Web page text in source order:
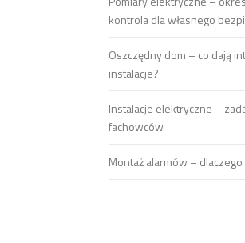
kontrola dla własnego
Oszczędny dom – co dają
instalacje?
Instalacje elektryczne –
fachowców
Montaż alarmów –